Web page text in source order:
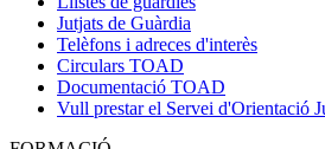
Jutjats de Guàrdia
Telèfons i adreces d'interès
Circulars TOAD
Documentació TOAD
Vull prestar el Servei d'Orientació